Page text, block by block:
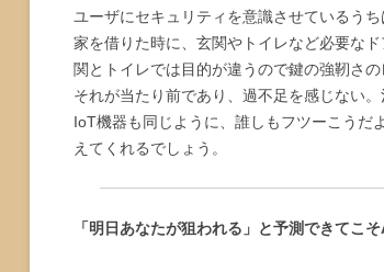
ユーザにセキュリティを意識させているう
家を借りた時に、玄関やトイレなど必要な
関とトイレでは目的が違うので鍵の強靭さ
それが当たり前であり、過不足を感じない
IoT機器も同じように、誰しもフツーこうだ
えてくれるでしょう。
「明日あなたが狙われる」と予測できてこ